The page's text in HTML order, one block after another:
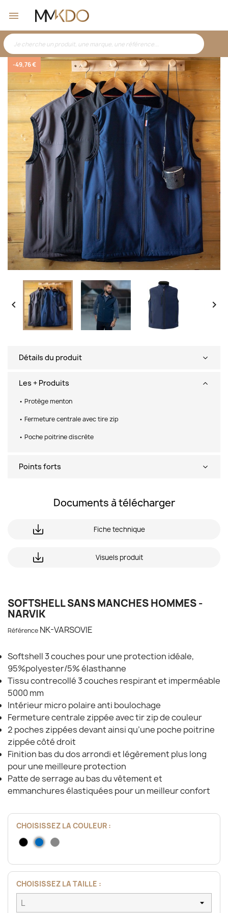
-49,76 €
 
Détails du produit
Les + Produits
• Protège menton
• Fermeture centrale avec tire zip
• Poche poitrine discrète
Points forts
Documents à télécharger
Fiche technique
Visuels produit
SOFTSHELL SANS MANCHES HOMMES -
NARVIK
Référence NK-VARSOVIE
Softshell 3 couches pour une protection idéale,
95%polyester/5% élasthanne
Tissu contrecollé 3 couches respirant et imperméable
5000 mm
Intérieur micro polaire anti boulochage
Fermeture centrale zippée avec tir zip de couleur
2 poches zippées devant ainsi qu’une poche poitrine
zippée côté droit
Finition bas du dos arrondi et légèrement plus long
pour une meilleure protection
Patte de serrage au bas du vêtement et
emmanchures élastiquées pour un meilleur confort
CHOISISSEZ LA COULEUR :
NoirBleuGris
CHOISISSEZ LA TAILLE :